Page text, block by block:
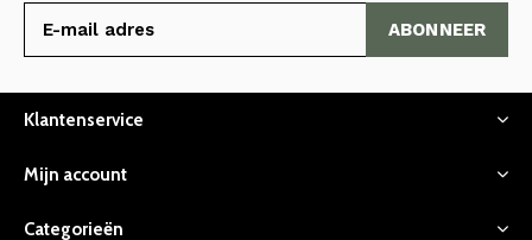
ABONNEER
Klantenservice
Mijn account
Categorieën